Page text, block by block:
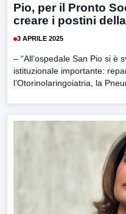
Pio, per il Pronto
creare i postini
3 APRILE 2025
– “All’ospedale San Pio si è
istituzionale importante:
l’Otorinolaringoiatria, la